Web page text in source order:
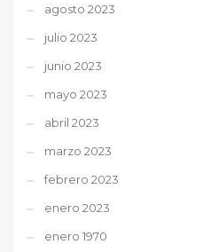
agosto 2023
julio 2023
junio 2023
mayo 2023
abril 2023
marzo 2023
febrero 2023
enero 2023
enero 1970